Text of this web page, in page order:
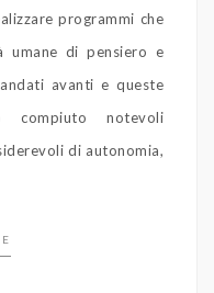
programmi che
umane di pensiero e
avanti e queste
compiuto notevoli
di autonomia,